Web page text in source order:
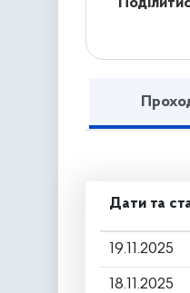
Дати та
19.11.2025
18.11.2025